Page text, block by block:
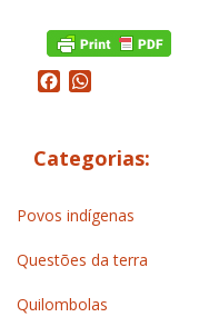
Facebook
Categorias:
Povos indígenas
Questões da terra
Quilombolas